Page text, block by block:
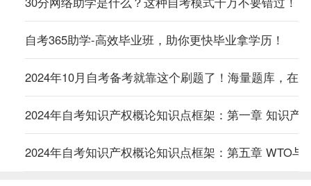
自考365助学-高效毕业班，助你更快毕业拿学历！
2024年10月自考备考就靠这个刷题了！海量题库，在
2024年自考知识产权概论知识点框架：第一章 知识产
2024年自考知识产权概论知识点框架：第五章 WTO与